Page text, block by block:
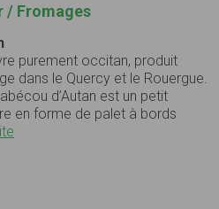
/ Fromages
purement occitan, produit
dans le Quercy et le Rouergue.
d’Autan est un petit
en forme de palet à bords